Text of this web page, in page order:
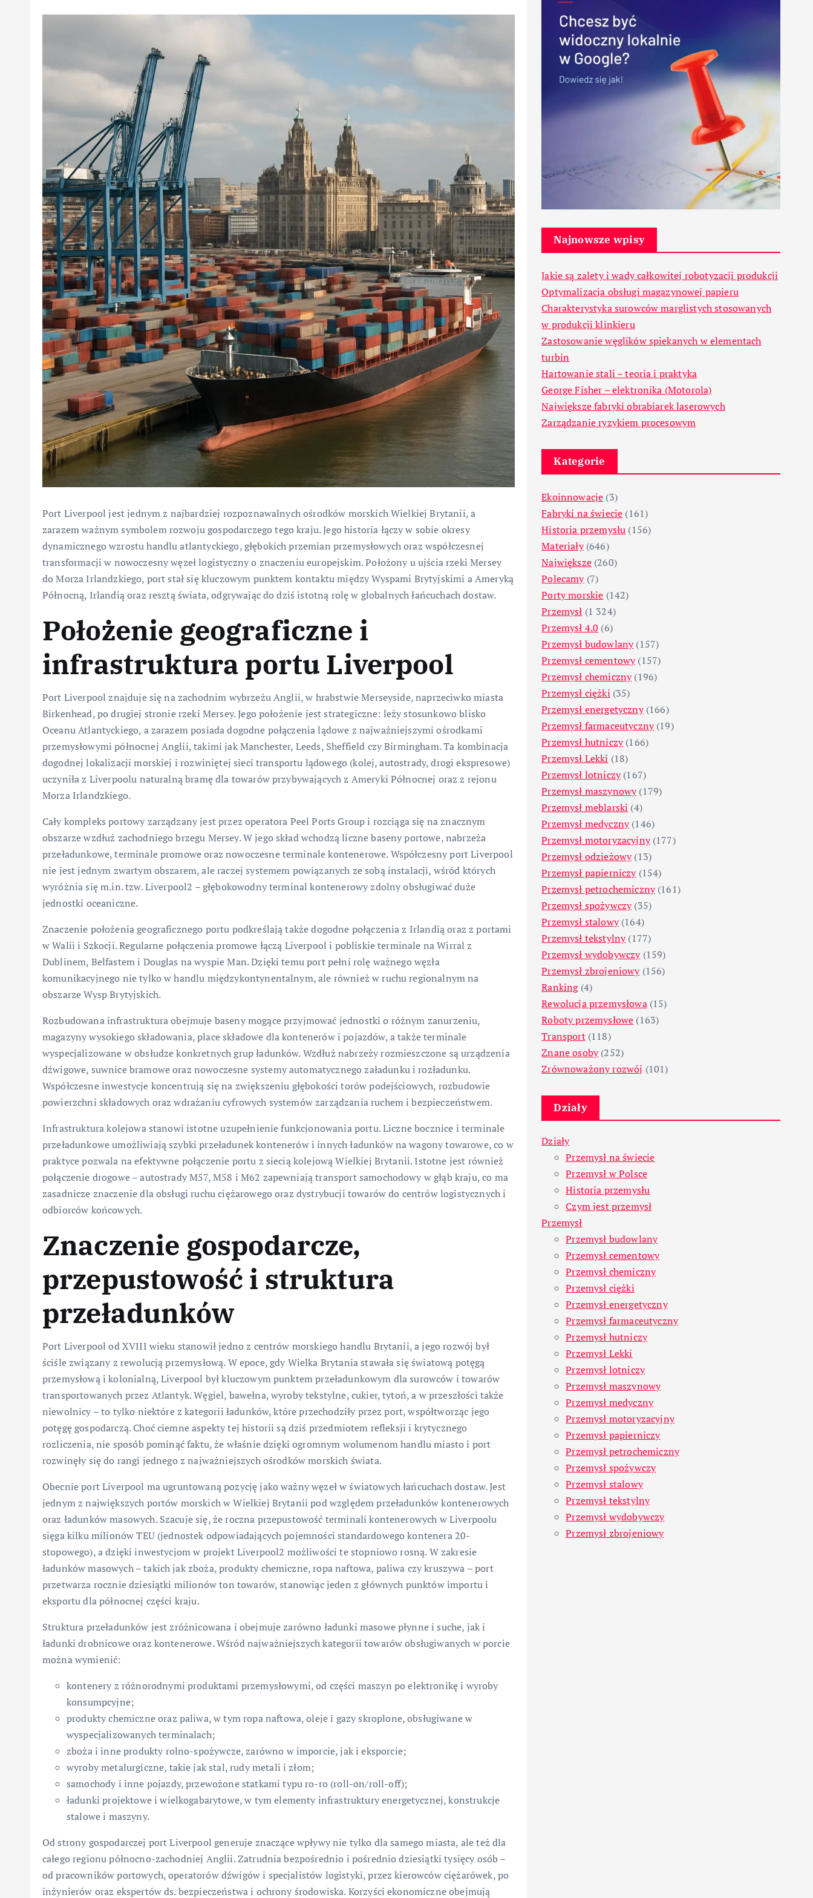
Port Liverpool jest jednym z najbardziej rozpoznawalnych ośrodków morskich Wielkiej Brytanii, a
zarazem ważnym symbolem rozwoju gospodarczego tego kraju. Jego historia łączy w sobie okresy
dynamicznego wzrostu handlu atlantyckiego, głębokich przemian przemysłowych oraz współczesnej
transformacji w nowoczesny węzeł logistyczny o znaczeniu europejskim. Położony u ujścia rzeki Mersey
do Morza Irlandzkiego, port stał się kluczowym punktem kontaktu między Wyspami Brytyjskimi a Ameryką
Północną, Irlandią oraz resztą świata, odgrywając do dziś istotną rolę w globalnych łańcuchach dostaw.
Położenie geograficzne i
infrastruktura portu Liverpool
Port Liverpool znajduje się na zachodnim wybrzeżu Anglii, w hrabstwie Merseyside, naprzeciwko miasta
Birkenhead, po drugiej stronie rzeki Mersey. Jego położenie jest strategiczne: leży stosunkowo blisko
Oceanu Atlantyckiego, a zarazem posiada dogodne połączenia lądowe z najważniejszymi ośrodkami
przemysłowymi północnej Anglii, takimi jak Manchester, Leeds, Sheffield czy Birmingham. Ta kombinacja
dogodnej lokalizacji morskiej i rozwiniętej sieci transportu lądowego (kolej, autostrady, drogi ekspresowe)
uczyniła z Liverpoolu naturalną bramę dla towarów przybywających z Ameryki Północnej oraz z rejonu
Morza Irlandzkiego.
Cały kompleks portowy zarządzany jest przez operatora Peel Ports Group i rozciąga się na znacznym
obszarze wzdłuż zachodniego brzegu Mersey. W jego skład wchodzą liczne baseny portowe, nabrzeża
przeładunkowe, terminale promowe oraz nowoczesne terminale kontenerowe. Współczesny port Liverpool
nie jest jednym zwartym obszarem, ale raczej systemem powiązanych ze sobą instalacji, wśród których
wyróżnia się m.in. tzw. Liverpool2 – głębokowodny terminal kontenerowy zdolny obsługiwać duże
jednostki oceaniczne.
Znaczenie położenia geograficznego portu podkreślają także dogodne połączenia z Irlandią oraz z portami
w Walii i Szkocji. Regularne połączenia promowe łączą Liverpool i pobliskie terminale na Wirral z
Dublinem, Belfastem i Douglas na wyspie Man. Dzięki temu port pełni rolę ważnego węzła
komunikacyjnego nie tylko w handlu międzykontynentalnym, ale również w ruchu regionalnym na
obszarze Wysp Brytyjskich.
Rozbudowana infrastruktura obejmuje baseny mogące przyjmować jednostki o różnym zanurzeniu,
magazyny wysokiego składowania, place składowe dla kontenerów i pojazdów, a także terminale
wyspecjalizowane w obsłudze konkretnych grup ładunków. Wzdłuż nabrzeży rozmieszczone są urządzenia
dźwigowe, suwnice bramowe oraz nowoczesne systemy automatycznego załadunku i rozładunku.
Współczesne inwestycje koncentrują się na zwiększeniu głębokości torów podejściowych, rozbudowie
powierzchni składowych oraz wdrażaniu cyfrowych systemów zarządzania ruchem i bezpieczeństwem.
Infrastruktura kolejowa stanowi istotne uzupełnienie funkcjonowania portu. Liczne bocznice i terminale
przeładunkowe umożliwiają szybki przeładunek kontenerów i innych ładunków na wagony towarowe, co w
praktyce pozwala na efektywne połączenie portu z siecią kolejową Wielkiej Brytanii. Istotne jest również
połączenie drogowe – autostrady M57, M58 i M62 zapewniają transport samochodowy w głąb kraju, co ma
zasadnicze znaczenie dla obsługi ruchu ciężarowego oraz dystrybucji towarów do centrów logistycznych i
odbiorców końcowych.
Znaczenie gospodarcze,
przepustowość i struktura
przeładunków
Port Liverpool od XVIII wieku stanowił jedno z centrów morskiego handlu Brytanii, a jego rozwój był
ściśle związany z rewolucją przemysłową. W epoce, gdy Wielka Brytania stawała się światową potęgą
przemysłową i kolonialną, Liverpool był kluczowym punktem przeładunkowym dla surowców i towarów
transportowanych przez Atlantyk. Węgiel, bawełna, wyroby tekstylne, cukier, tytoń, a w przeszłości także
niewolnicy – to tylko niektóre z kategorii ładunków, które przechodziły przez port, współtworząc jego
potęgę gospodarczą. Choć ciemne aspekty tej historii są dziś przedmiotem refleksji i krytycznego
rozliczenia, nie sposób pominąć faktu, że właśnie dzięki ogromnym wolumenom handlu miasto i port
rozwinęły się do rangi jednego z najważniejszych ośrodków morskich świata.
Obecnie port Liverpool ma ugruntowaną pozycję jako ważny węzeł w światowych łańcuchach dostaw. Jest
jednym z największych portów morskich w Wielkiej Brytanii pod względem przeładunków kontenerowych
oraz ładunków masowych. Szacuje się, że roczna przepustowość terminali kontenerowych w Liverpoolu
sięga kilku milionów TEU (jednostek odpowiadających pojemności standardowego kontenera 20-
stopowego), a dzięki inwestycjom w projekt Liverpool2 możliwości te stopniowo rosną. W zakresie
ładunków masowych – takich jak zboża, produkty chemiczne, ropa naftowa, paliwa czy kruszywa – port
przetwarza rocznie dziesiątki milionów ton towarów, stanowiąc jeden z głównych punktów importu i
eksportu dla północnej części kraju.
Struktura przeładunków jest zróżnicowana i obejmuje zarówno ładunki masowe płynne i suche, jak i
ładunki drobnicowe oraz kontenerowe. Wśród najważniejszych kategorii towarów obsługiwanych w porcie
można wymienić:
kontenery z różnorodnymi produktami przemysłowymi, od części maszyn po elektronikę i wyroby
konsumpcyjne;
produkty chemiczne oraz paliwa, w tym ropa naftowa, oleje i gazy skroplone, obsługiwane w
wyspecjalizowanych terminalach;
zboża i inne produkty rolno-spożywcze, zarówno w imporcie, jak i eksporcie;
wyroby metalurgiczne, takie jak stal, rudy metali i złom;
samochody i inne pojazdy, przewożone statkami typu ro-ro (roll-on/roll-off);
ładunki projektowe i wielkogabarytowe, w tym elementy infrastruktury energetycznej, konstrukcje
stalowe i maszyny.
Od strony gospodarczej port Liverpool generuje znaczące wpływy nie tylko dla samego miasta, ale też dla
całego regionu północno-zachodniej Anglii. Zatrudnia bezpośrednio i pośrednio dziesiątki tysięcy osób –
od pracowników portowych, operatorów dźwigów i specjalistów logistyki, przez kierowców ciężarówek, po
inżynierów oraz ekspertów ds. bezpieczeństwa i ochrony środowiska. Korzyści ekonomiczne obejmują
Najnowsze wpisy
Jakie są zalety i wady całkowitej robotyzacji produkcji
Optymalizacja obsługi magazynowej papieru
Charakterystyka surowców marglistych stosowanych
w produkcji klinkieru
Zastosowanie węglików spiekanych w elementach
turbin
Hartowanie stali – teoria i praktyka
George Fisher – elektronika (Motorola)
Największe fabryki obrabiarek laserowych
Zarządzanie ryzykiem procesowym
Kategorie
Ekoinnowacje (3)
Fabryki na świecie (161)
Historia przemysłu (156)
Materiały(646)
Największe(260)
Polecamy(7)
Porty morskie (142)
Przemysł (1 324)
Przemysł 4.0 (6)
Przemysł budowlany(157)
Przemysł cementowy(157)
Przemysł chemiczny(196)
Przemysł ciężki (35)
Przemysł energetyczny(166)
Przemysł farmaceutyczny(19)
Przemysł hutniczy(166)
Przemysł Lekki (18)
Przemysł lotniczy(167)
Przemysł maszynowy(179)
Przemysł meblarski (4)
Przemysł medyczny(146)
Przemysł motoryzacyjny(177)
Przemysł odzieżowy(13)
Przemysł papierniczy(154)
Przemysł petrochemiczny(161)
Przemysł spożywczy(35)
Przemysł stalowy(164)
Przemysł tekstylny(177)
Przemysł wydobywczy(159)
Przemysł zbrojeniowy(156)
Ranking(4)
Rewolucja przemysłowa(15)
Roboty przemysłowe (163)
Transport(118)
Znane osoby(252)
Zrównoważony rozwój (101)
Działy
Działy
Przemysł na świecie
Przemysł w Polsce
Historia przemysłu
Czym jest przemysł
Przemysł
Przemysł budowlany
Przemysł cementowy
Przemysł chemiczny
Przemysł ciężki
Przemysł energetyczny
Przemysł farmaceutyczny
Przemysł hutniczy
Przemysł Lekki
Przemysł lotniczy
Przemysł maszynowy
Przemysł medyczny
Przemysł motoryzacyjny
Przemysł papierniczy
Przemysł petrochemiczny
Przemysł spożywczy
Przemysł stalowy
Przemysł tekstylny
Przemysł wydobywczy
Przemysł zbrojeniowy